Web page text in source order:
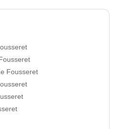
Fousseret